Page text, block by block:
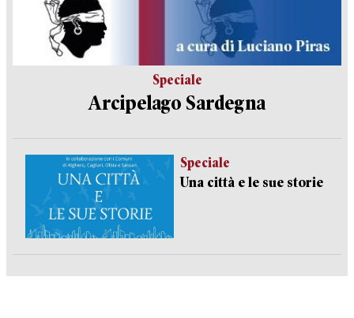
Speciale
Arcipelago Sardegna
Speciale
Una città e le sue storie